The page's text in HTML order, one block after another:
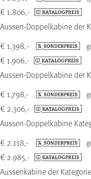
Aussen-Doppelkabine der
€ 1.806,-
Aussen-Doppelkabine der
€ 1.398,-
€ 1.906,-
Aussen-Doppelkabine
€ 1.798,-
€ 2.306,-
Aussenkabine der
€ 2.118,-
€ 2.985,-